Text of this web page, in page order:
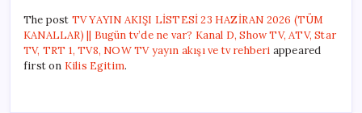
The post TV YAYIN AKIŞI LİSTESİ 23 HAZİRAN 2026 (TÜM
KANALLAR) || Bugün tv’de ne var? Kanal D, Show TV, ATV, Star
TV, TRT 1, TV8, NOW TV yayın akışı ve tv rehberi appeared
first on Kilis Egitim.